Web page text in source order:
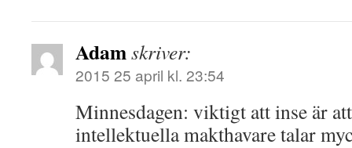
Adamskriver:
2015 25 april kl. 23:54
Minnesdagen: viktigt att inse är
intellektuella makthavare talar